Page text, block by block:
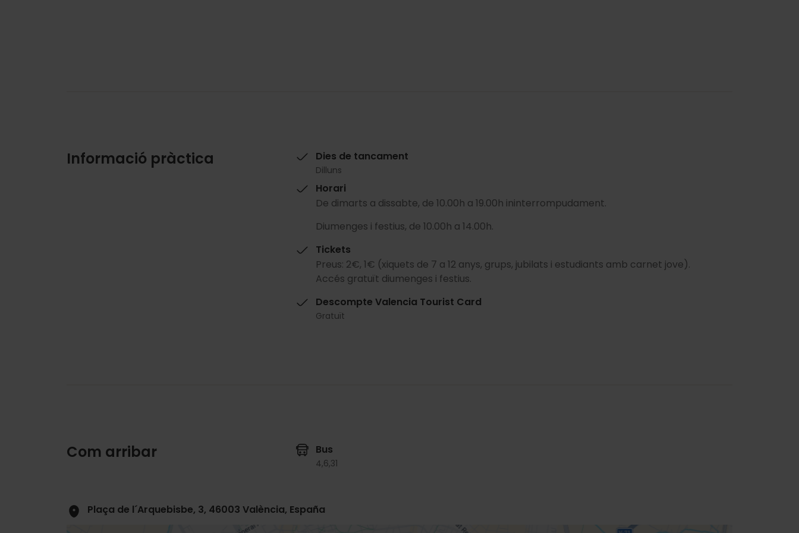
Informació pràctica Dies de tancament
Dilluns
Horari
De dimarts a dissabte, de 10.00h a 19.00h ininterrompudament.
Diumenges i festius, de 10.00h a 14.00h.
Tickets
Preus: 2€, 1€ (xiquets de 7 a 12 anys, grups, jubilats i estudiants amb carnet jove).
Accés gratuït diumenges i festius.
Descompte Valencia Tourist Card
Gratuït
Com arribar Bus
4,6,31
Plaça de l´Arquebisbe, 3, 46003 València, España